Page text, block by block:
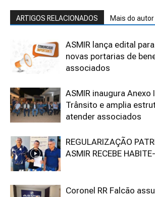
ARTIGOS RELACIONADOS Mais do autor
ASMIR lança edital
novas portarias de
associados
ASMIR inaugura Anexo
Trânsito e amplia
atender associados
REGULARIZAÇÃO
ASMIR RECEBE
Coronel RR Falcão